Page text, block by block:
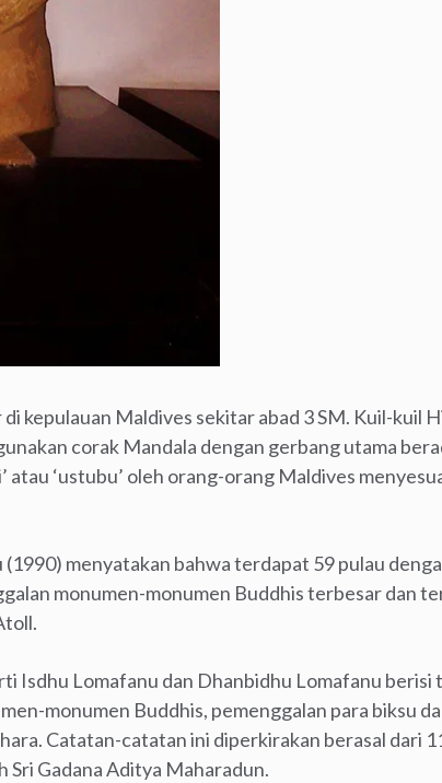
kepulauan Maldives sekitar abad 3 SM. Kuil-kuil
corak Mandala dengan gerbang utama
atau ‘ustubu’ oleh orang-orang Maldives
menyatakan bahwa terdapat 59 pulau
monumen-monumen Buddhis terbesar dan
Isdhu Lomafanu dan Dhanbidhu Lomafanu berisi
monumen Buddhis, pemenggalan para biksu
Catatan-catatan ini diperkirakan berasal dari
Sri Gadana Aditya Maharadun.